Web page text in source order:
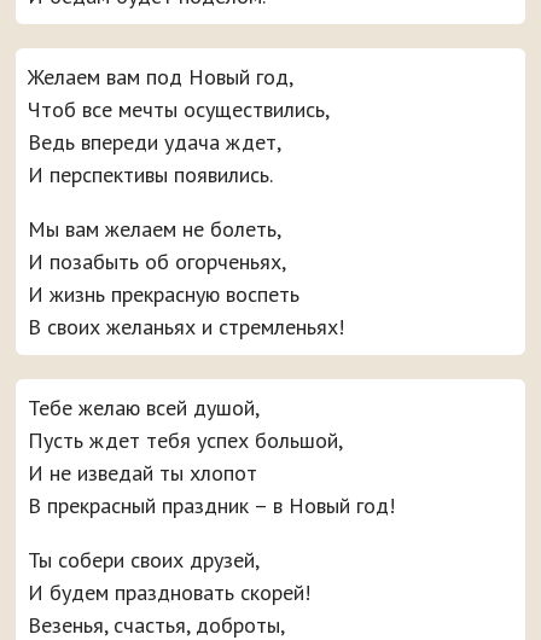
Желаем вам под Новый год,
Чтоб все мечты осуществились,
Ведь впереди удача ждет,
И перспективы появились.
Мы вам желаем не болеть,
И позабыть об огорченьях,
И жизнь прекрасную воспеть
В своих желаньях и стремленьях!
Тебе желаю всей душой,
Пусть ждет тебя успех большой,
И не изведай ты хлопот
В прекрасный праздник – в Новый год!
Ты собери своих друзей,
И будем праздновать скорей!
Везенья, счастья, доброты,